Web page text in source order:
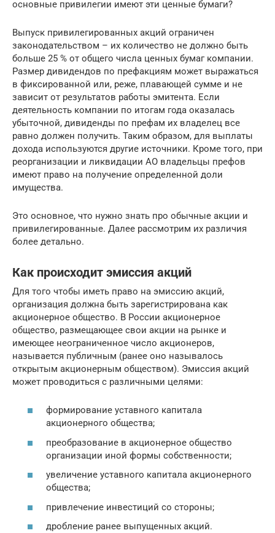
основные привилегии имеют эти ценные бумаги?
Выпуск привилегированных акций ограничен
законодательством – их количество не должно быть
больше 25 % от общего числа ценных бумаг компании.
Размер дивидендов по префакциям может выражаться
в фиксированной или, реже, плавающей сумме и не
зависит от результатов работы эмитента. Если
деятельность компании по итогам года оказалась
убыточной, дивиденды по префам их владелец все
равно должен получить. Таким образом, для выплаты
дохода используются другие источники. Кроме того, при
реорганизации и ликвидации АО владельцы префов
имеют право на получение определенной доли
имущества.
Это основное, что нужно знать про обычные акции и
привилегированные. Далее рассмотрим их различия
более детально.
Как происходит эмиссия акций
Для того чтобы иметь право на эмиссию акций,
организация должна быть зарегистрирована как
акционерное общество. В России акционерное
общество, размещающее свои акции на рынке и
имеющее неограниченное число акционеров,
называется публичным (ранее оно называлось
открытым акционерным обществом). Эмиссия акций
может проводиться с различными целями:
формирование уставного капитала
акционерного общества;
преобразование в акционерное общество
организации иной формы собственности;
увеличение уставного капитала акционерного
общества;
привлечение инвестиций со стороны;
дробление ранее выпущенных акций.